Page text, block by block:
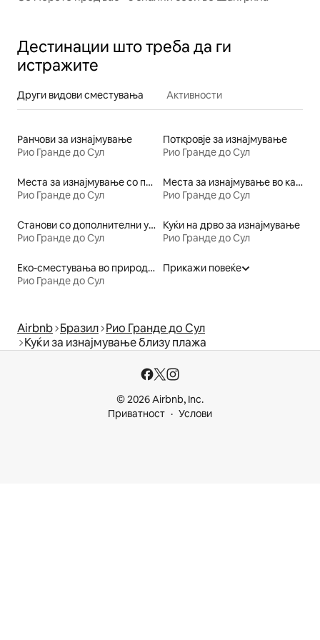
Дестинации што треба да ги
истражите
Други видови сместувања Активности
Ранчови за изнајмување
Рио Гранде до Сул
Поткровје за изнајмување
Рио Гранде до Сул
Места за изнајмување со пристап до езеро
Рио Гранде до Сул
Места за изнајмување во кампинг простор
Рио Гранде до Сул
Станови со дополнителни услуги за изнајмување
Рио Гранде до Сул
Куќи на дрво за изнајмување
Рио Гранде до Сул
Еко-сместувања во природа за изнајмување
Рио Гранде до Сул
Прикажи повеќе
Airbnb Бразил Рио Гранде до Сул
Куќи за изнајмување близу плажа
© 2026 Airbnb, Inc.
Приватност
Услови